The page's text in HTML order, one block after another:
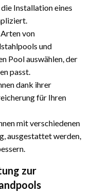
Installation eines
von
und
Pool auswählen, der
passt.
dank ihrer
für Ihren
mit verschiedenen
ausgestattet werden,
zur